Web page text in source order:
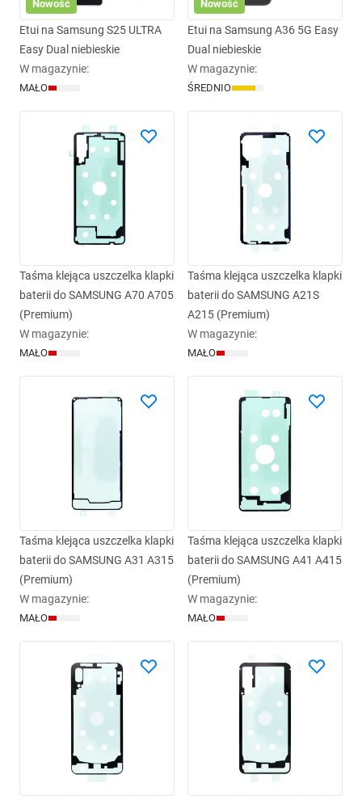
Nowość
Etui na Samsung S25 ULTRA
Easy Dual niebieskie
W magazynie:
MAŁO
Nowość
Etui na Samsung A36 5G Easy
Dual niebieskie
W magazynie:
ŚREDNIO
Taśma klejąca uszczelka klapki
baterii do SAMSUNG A70 A705
(Premium)
W magazynie:
MAŁO
Taśma klejąca uszczelka klapki
baterii do SAMSUNG A21S
A215 (Premium)
W magazynie:
MAŁO
Taśma klejąca uszczelka klapki
baterii do SAMSUNG A31 A315
(Premium)
W magazynie:
MAŁO
Taśma klejąca uszczelka klapki
baterii do SAMSUNG A41 A415
(Premium)
W magazynie:
MAŁO